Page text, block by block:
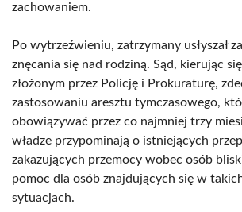
zachowaniem.
Po wytrzeźwieniu, zatrzymany usłyszał
znęcania się nad rodziną. Sąd, kierując
złożonym przez Policję i Prokuraturę,
zastosowaniu aresztu tymczasowego,
obowiązywać przez co najmniej trzy
władze przypominają o istniejących
zakazujących przemocy wobec osób
pomoc dla osób znajdujących się w
sytuacjach.